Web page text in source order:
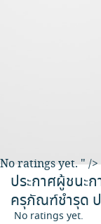
No ratings yet." />
ประกาศผู้ชนะก
ครุภัณฑ์ชำรุด
No ratings yet.